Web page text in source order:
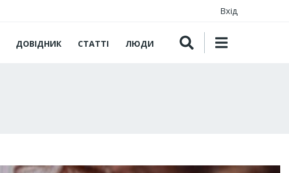
Вхід
ДОВІДНИК СТАТТІ ЛЮДИ